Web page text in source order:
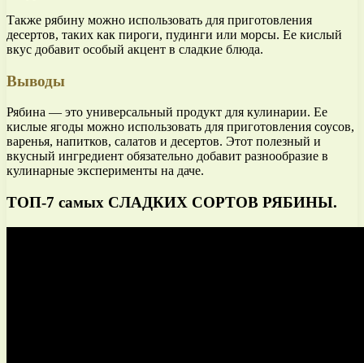
Также рябину можно использовать для приготовления
десертов, таких как пироги, пудинги или морсы. Ее кислый
вкус добавит особый акцент в сладкие блюда.
Выводы
Рябина — это универсальный продукт для кулинарии. Ее
кислые ягоды можно использовать для приготовления соусов,
варенья, напитков, салатов и десертов. Этот полезный и
вкусный ингредиент обязательно добавит разнообразие в
кулинарные эксперименты на даче.
ТОП-7 самых СЛАДКИХ СОРТОВ РЯБИНЫ.